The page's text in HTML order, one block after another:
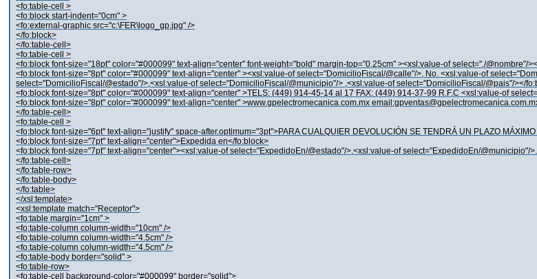
<fo:table-cell >
<fo:block start-indent="0cm" >
<fo:external-graphic src="c:\FER\logo_gp.jpg" />
</fo:block>
</fo:table-cell>
<fo:table-cell >
<fo:block font-size="18pt" color="#000099" text-align="center" font-weight="bold" margin-top="0.25cm" ><xsl:value-of select="./@nombre"/
<fo:block font-size="8pt" color="#000099" text-align="center" ><xsl:value-of select="DomicilioFiscal/@calle"/>, No. <xsl:value-of
select="DomicilioFiscal/@estado"/>,<xsl:value-of select="DomicilioFiscal/@municipio"/> ,<xsl:value-of select="DomicilioFiscal/@pais"/></
<fo:block font-size="8pt" color="#000099" text-align="center" >TELS: (449) 914-45-14 al 17 FAX: (449) 914-37-99 R.F.C <xsl:value-of
<fo:block font-size="8pt" color="#000099" text-align="center" >www.gpelectromecanica.com.mx
</fo:table-cell>
<fo:table-cell >
<fo:block font-size="6pt" text-align="justify" space-after.optimum="3pt">PARA CUALQUIER DEVOLUCIÓN SE TENDRÁ UN PLAZO
<fo:block font-size="7pt" text-align="center">Expedida en</fo:block>
<fo:block font-size="7pt" text-align="center"><xsl:value-of select="ExpedidoEn/@estado"/>,<xsl:value-of select="ExpedidoEn/@municipio"/
</fo:table-cell>
</fo:table-row>
</fo:table-body>
</fo:table>
</xsl:template>
<xsl:template match="Receptor">
<fo:table margin="1cm" >
<fo:table-column column-width="10cm" />
<fo:table-column column-width="4.5cm" />
<fo:table-column column-width="4.5cm" />
<fo:table-body border="solid" >
<fo:table-row>
<fo:table-cell background-color="#000099" border="solid">